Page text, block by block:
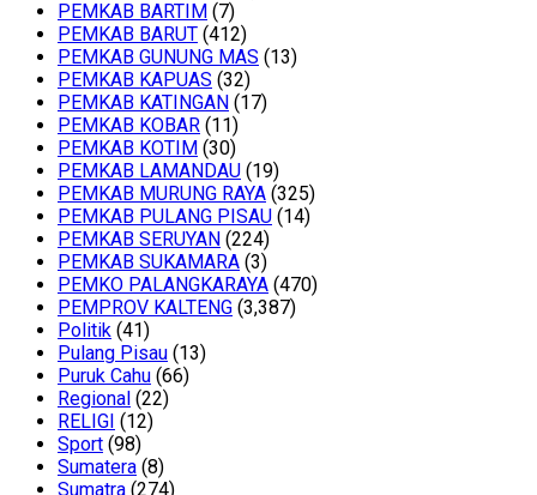
PEMKAB BARTIM (7)
PEMKAB BARUT (412)
PEMKAB GUNUNG MAS (13)
PEMKAB KAPUAS (32)
PEMKAB KATINGAN (17)
PEMKAB KOBAR (11)
PEMKAB KOTIM (30)
PEMKAB LAMANDAU (19)
PEMKAB MURUNG RAYA (325)
PEMKAB PULANG PISAU (14)
PEMKAB SERUYAN (224)
PEMKAB SUKAMARA (3)
PEMKO PALANGKARAYA (470)
PEMPROV KALTENG (3,387)
Politik (41)
Pulang Pisau (13)
Puruk Cahu (66)
Regional (22)
RELIGI (12)
Sport (98)
Sumatera (8)
Sumatra (274)